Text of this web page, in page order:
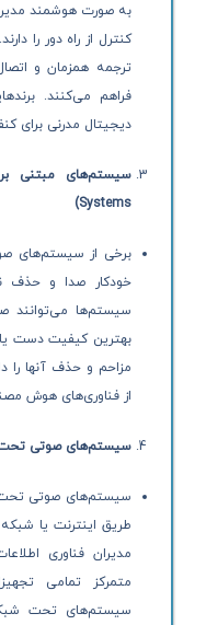
به صورت هوشمند
کنترل از راه دور را
ترجمه همزمان و
فراهم می‌کنند.
دیجیتال مدرنی برای
سیستم‌های مبتنی
Systems)
برخی از سیستم‌های
خودکار صدا و حذف
سیستم‌ها می‌توانند
بهترین کیفیت دست
مزاحم و حذف آنها را
از فناوری‌های هوش
سیستم‌های صوتی
سیستم‌های صوتی تحت
طریق اینترنت یا
مدیران فناوری
متمرکز تمامی
سیستم‌های تحت